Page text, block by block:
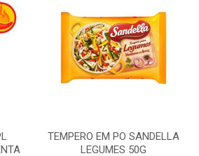
TEMPERO EM PO SANDELLA
LEGUMES 50G